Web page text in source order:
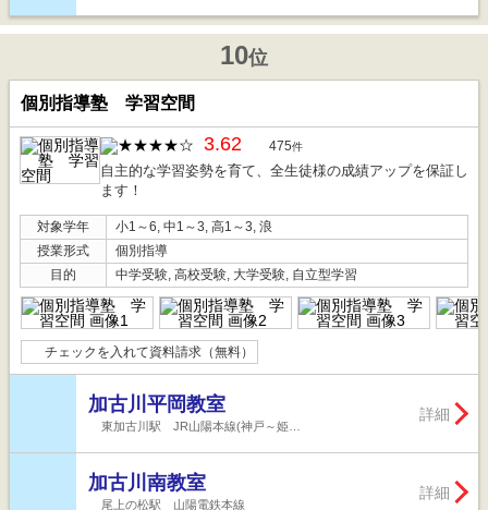
10位
個別指導塾 学習空間
3.62 475件
自主的な学習姿勢を育て、全生徒様の成績アップを保証し
ます！
対象学年
小1～6, 中1～3, 高1～3, 浪
授業形式
個別指導
目的
中学受験, 高校受験, 大学受験, 自立型学習
チェックを入れて資料請求（無料）
加古川平岡教室
東加古川駅 JR山陽本線(神戸～姫…
詳細
加古川南教室
尾上の松駅 山陽電鉄本線
詳細